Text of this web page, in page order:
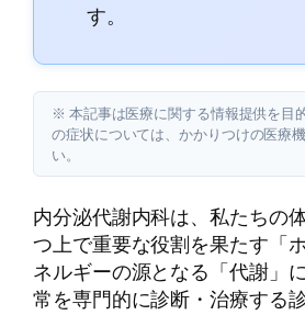
す。
※ 本記事は医療に関する情報提供を目
の症状については、かかりつけの医療
い。
内分泌代謝内科は、私たちの
つ上で重要な役割を果たす「
ネルギーの源となる「代謝」
常を専門的に診断・治療する